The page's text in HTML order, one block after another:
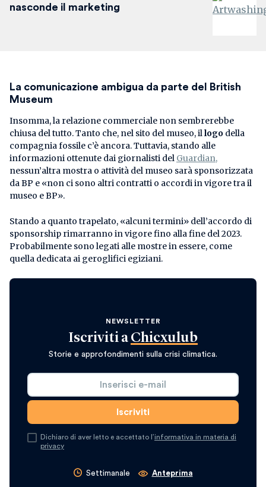
nasconde il marketing
La comunicazione ambigua da parte del British
Museum
Insomma, la relazione commerciale non sembrerebbe
chiusa del tutto. Tanto che, nel sito del museo, il logo della
compagnia fossile c’è ancora. Tuttavia, stando alle
informazioni ottenute dai giornalisti del Guardian,
nessun’altra mostra o attività del museo sarà sponsorizzata
da BP e «non ci sono altri contratti o accordi in vigore tra il
museo e BP».
Stando a quanto trapelato, «alcuni termini» dell’accordo di
sponsorship rimarranno in vigore fino alla fine del 2023.
Probabilmente sono legati alle mostre in essere, come
quella dedicata ai geroglifici egiziani.
NEWSLETTER
Iscriviti a Chicxulub
Storie e approfondimenti sulla crisi climatica.
Dichiaro di aver letto e accettato l’informativa in materia di
privacy
Settimanale Anteprima